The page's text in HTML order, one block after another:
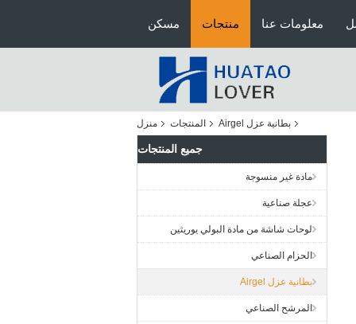
مسكن منتجات معلومات عنا
منزل المنتجات بطانية عزل Airgel
جميع المنتجات
مادة غير منسوجة
عجلة صناعية
لوحات شاشة من مادة البولي يوريثين
الحزام الصناعي
بطانية عزل Airgel
المرشح الصناعي